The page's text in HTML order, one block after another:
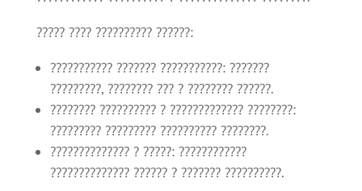
????? ???? ?????????? ??????:
??????????? ??????? ???????????: ???????
?????????, ???????? ??? ? ???????? ??????.
???????? ?????????? ? ????????????? ????????:
????????? ????????? ?????????? ????????.
?????????????? ? ?????: ????????????
?????????????? ?????? ? ??????? ??????????.